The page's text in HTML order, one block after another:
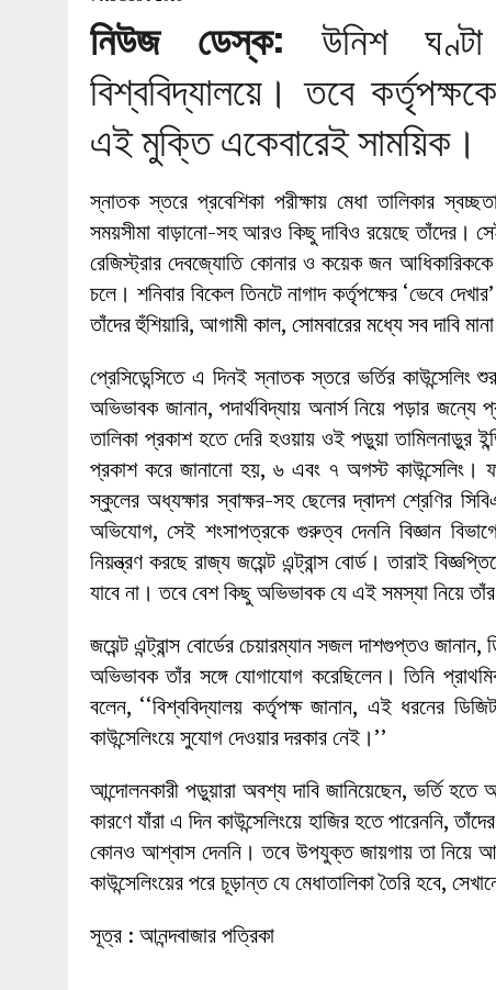
27 MAY 2026
লোহাগড়ায় চেয়ারম্যান প্রার্থী আতিকুল
1 AUGUST 2026 | লোহাগড়ায় জাল দলিলে নামজারি ॥
নিউজ ডেস্ক: উনিশ
বিশ্ববিদ্যালয়ে। তবে
এই মুক্তি একেবারেই সাময়িক।
স্নাতক স্তরে প্রবেশিকা পরীক্ষায় মেধা তালিকার
সময়সীমা বাড়ানো-সহ আরও কিছু দাবিও রয়েছে তাঁদের।
রেজিস্ট্রার দেবজ্যোতি কোনার ও কয়েক জন
চলে। শনিবার বিকেল তিনটে নাগাদ কর্তৃপক্ষের ‘ভেবে
তাঁদের হুঁশিয়ারি, আগামী কাল, সোমবারের মধ্যে সব দাবি
প্রেসিডেন্সিতে এ দিনই স্নাতক স্তরে ভর্তির
অভিভাবক জানান, পদার্থবিদ্যায় অনার্স নিয়ে পড়ার জন্যে
তালিকা প্রকাশ হতে দেরি হওয়ায় ওই পড়ুয়া তামিলনাড়ুর
প্রকাশ করে জানানো হয়, ৬ এবং ৭ অগস্ট
স্কুলের অধ্যক্ষার স্বাক্ষর-সহ ছেলের দ্বাদশ শ্রেণির
অভিযোগ, সেই শংসাপত্রকে গুরুত্ব দেননি বিজ্ঞান
নিয়ন্ত্রণ করছে রাজ্য জয়েন্ট এন্ট্রান্স বোর্ড। তারাই
যাবে না। তবে বেশ কিছু অভিভাবক যে এই সমস্যা নিয়ে
জয়েন্ট এন্ট্রান্স বোর্ডের চেয়ারম্যান সজল দাশগুপ্তও
অভিভাবক তাঁর সঙ্গে যোগাযোগ করেছিলেন। তিনি
বলেন, ‘‘বিশ্ববিদ্যালয় কর্তৃপক্ষ জানান, এই ধরনের
কাউন্সেলিংয়ে সুযোগ দেওয়ার দরকার নেই।’’
আন্দোলনকারী পড়ুয়ারা অবশ্য দাবি জানিয়েছেন, ভর্তি হতে
কারণে যাঁরা এ দিন কাউন্সেলিংয়ে হাজির হতে পারেননি,
কোনও আশ্বাস দেননি। তবে উপযুক্ত জায়গায় তা নিয়ে
কাউন্সেলিংয়ের পরে চূড়ান্ত যে মেধাতালিকা তৈরি হবে,
সূত্র : আনন্দবাজার পত্রিকা